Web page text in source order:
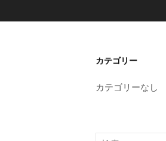
カテゴリー
カテゴリーなし
検